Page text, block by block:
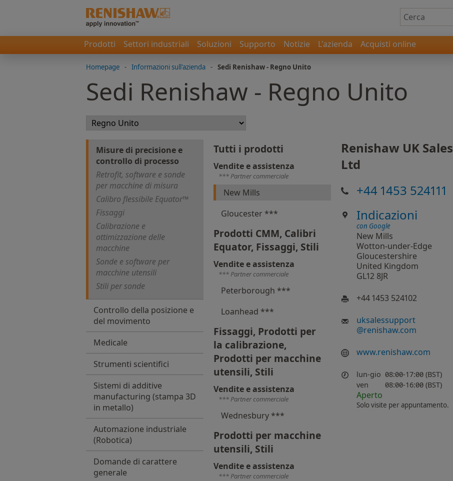
Prodotti Settori industriali Soluzioni Supporto Notizie L'azienda Acquisti online
Homepage - Informazioni sull'azienda - Sedi Renishaw - Regno Unito
Sedi Renishaw - Regno Unito
Misure di precisione e
controllo di processo
Retrofit, software e sonde
per macchine di misura
Calibro flessibile Equator™
Fissaggi
Calibrazione e
ottimizzazione delle
macchine
Sonde e software per
macchine utensili
Stili per sonde
Controllo della posizione e
del movimento
Medicale
Strumenti scientifici
Sistemi di additive
manufacturing (stampa 3D
in metallo)
Automazione industriale
(Robotica)
Domande di carattere
generale
Tutti i prodotti
Vendite e assistenza
*** Partner commerciale
New Mills
Gloucester ***
Prodotti CMM, Calibri
Equator, Fissaggi, Stili
Vendite e assistenza
*** Partner commerciale
Peterborough ***
Loanhead ***
Fissaggi, Prodotti per
la calibrazione,
Prodotti per macchine
utensili, Stili
Vendite e assistenza
*** Partner commerciale
Wednesbury ***
Prodotti per macchine
utensili, Stili
Vendite e assistenza
*** Partner commerciale
Renishaw UK Sales
Ltd
+44 1453 524111
Indicazioni
con Google
New Mills
Wotton-under-Edge
Gloucestershire
United Kingdom
GL12 8JR
+44 1453 524102
uksalessupport
@renishaw.com
www.renishaw.com
lun-gio 08:00-17:00 (BST)
ven
08:00-16:00 (BST)
Aperto
Solo visite per appuntamento.